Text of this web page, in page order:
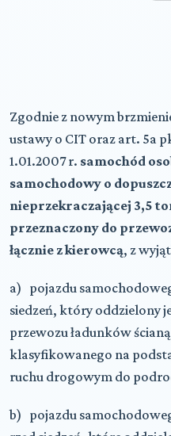
Zgodnie z nowym
ustawy o CIT oraz art. 5a
1.01.2007 r. samochód
samochodowy o
nieprzekraczającej 3,5
przeznaczony do
łącznie z kierowcą, z
a) pojazdu
siedzeń, który oddzielony
przewozu ładunków
klasyfikowanego na
ruchu drogowym do
b) pojazdu